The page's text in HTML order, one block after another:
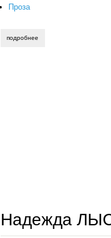
Проза
подробнее о надежда лысанова.
Надежда